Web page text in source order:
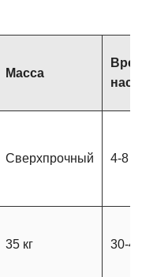
Масса
Сверхпрочный 4-8
35 кг 30-